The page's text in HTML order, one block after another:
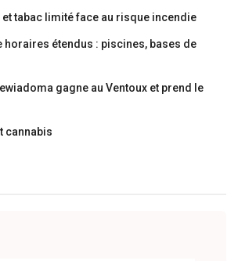
tabac limité face au risque incendie
horaires étendus : piscines, bases de
gagne au Ventoux et prend le
cannabis